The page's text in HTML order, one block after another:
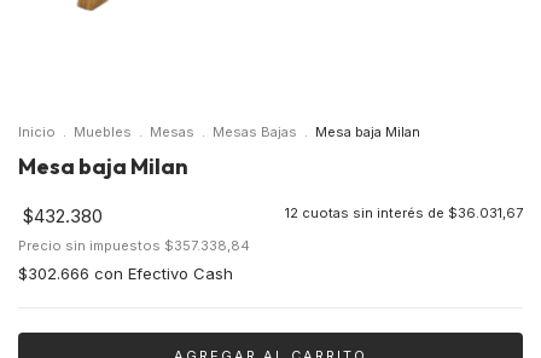
Inicio . Muebles . Mesas . Mesas Bajas . Mesa baja Milan
Mesa baja Milan
$432.380 12 cuotas sin interés de $36.031,67
Precio sin impuestos $357.338,84
$302.666 con Efectivo Cash